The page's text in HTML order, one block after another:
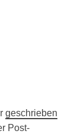
geschrieben
Post-